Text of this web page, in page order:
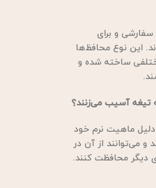
و برای
این نوع محافظ‌ها
ساخته شده و
ماهیت نرم خود
و می‌توانند از آن در
دیگر محافظت کنند.